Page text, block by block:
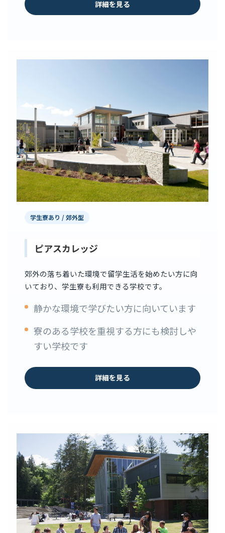
詳細を見る
学生寮あり / 郊外型
ピアスカレッジ
郊外の落ち着いた環境で留学生活を始めたい方に向
いており、学生寮も利用できる学校です。
静かな環境で学びたい方に向いています
寮のある学校を重視する方にも検討しや
すい学校です
詳細を見る